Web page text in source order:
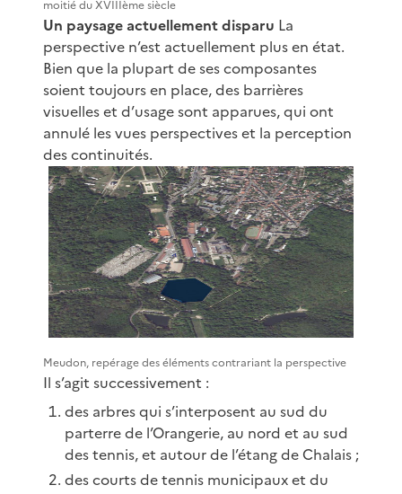
moitié du XVIIIème siècle
Un paysage actuellement disparu La
perspective n’est actuellement plus en état.
Bien que la plupart de ses composantes
soient toujours en place, des barrières
visuelles et d’usage sont apparues, qui ont
annulé les vues perspectives et la perception
des continuités.
Meudon, repérage des éléments contrariant la perspective
Il s’agit successivement :
des arbres qui s’interposent au sud du
parterre de l’Orangerie, au nord et au sud
des tennis, et autour de l’étang de Chalais ;
des courts de tennis municipaux et du